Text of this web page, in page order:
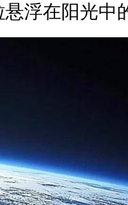
浮在阳光中